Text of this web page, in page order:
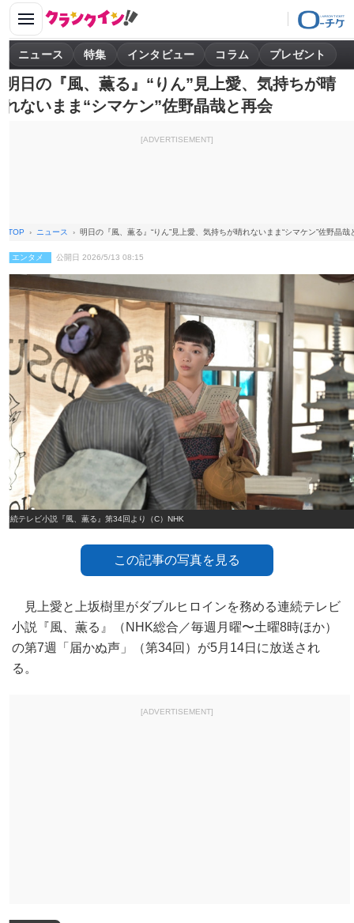
ニュース 特集 インタビュー コラム プレゼント
明日の『風、薫る』“りん”見上愛、気持ちが晴
れないまま“シマケン”佐野晶哉と再会
[ADVERTISEMENT]
TOP ニュース 明日の『風、薫る』“りん”見上愛、気持ちが晴れないまま“シマケン”佐野晶哉
エンタメ 公開日 2026/5/13 08:15
連続テレビ小説『風、薫る』第34回より（C）NHK
この記事の写真を見る
見上愛と上坂樹里がダブルヒロインを務める連続テレビ
小説『風、薫る』（NHK総合／毎週月曜〜土曜8時ほか）
の第7週「届かぬ声」（第34回）が5月14日に放送され
る。
[ADVERTISEMENT]